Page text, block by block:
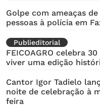
Golpe com ameaças
pessoas à polícia em
Publieditorial
FEICOAGRO celebra
viver uma edição
Cantor Igor Tadielo
noite de celebração à
feira